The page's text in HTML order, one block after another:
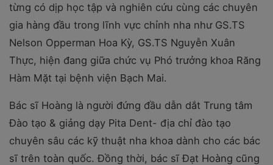
từng có dịp học tập và nghiên cứu cùng các chuyên
gia hàng đầu trong lĩnh vực chỉnh nha như GS.TS
Nelson Opperman Hoa Kỳ, GS.TS Nguyễn Xuân
Thực, hiện đang giữa chức vụ Phó trưởng khoa Răng
Hàm Mặt tại bệnh viện Bạch Mai.
Bác sĩ Hoàng là người đứng đầu dẫn dắt Trung tâm
Đào tạo & giảng dạy Pita Dent- địa chỉ đào tạo
chuyên sâu các kỹ thuật nha khoa dành cho các bác
sĩ trên toàn quốc. Đồng thời, bác sĩ Đạt Hoàng cũng